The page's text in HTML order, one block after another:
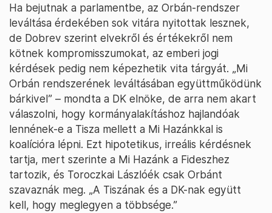
Ha bejutnak a parlamentbe, az Orbán-rendszer
leváltása érdekében sok vitára nyitottak lesznek,
de Dobrev szerint elvekről és értékekről nem
kötnek kompromisszumokat, az emberi jogi
kérdések pedig nem képezhetik vita tárgyát. „Mi
Orbán rendszerének leváltásában együttműködünk
bárkivel” – mondta a DK elnöke, de arra nem akart
válaszolni, hogy kormányalakításhoz hajlandóak
lennének-e a Tisza mellett a Mi Hazánkkal is
koalícióra lépni. Ezt hipotetikus, irreális kérdésnek
tartja, mert szerinte a Mi Hazánk a Fideszhez
tartozik, és Toroczkai Lászlóék csak Orbánt
szavaznák meg. „A Tiszának és a DK-nak együtt
kell, hogy meglegyen a többsége.”